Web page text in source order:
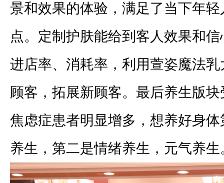
景和效果的体验，满足了当下年
点。定制护肤能给到客人效果和
进店率、消耗率，利用萱姿魔法
顾客，拓展新顾客。最后养生版
焦虑症患者明显增多，想养好身
养生，第二是情绪养生，元气养生